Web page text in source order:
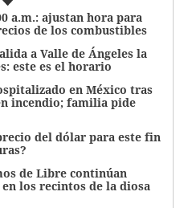
a.m.: ajustan hora para
de los combustibles
a Valle de Ángeles la
este es el horario
en México tras
incendio; familia pide
del dólar para este fin
de Libre continúan
los recintos de la diosa